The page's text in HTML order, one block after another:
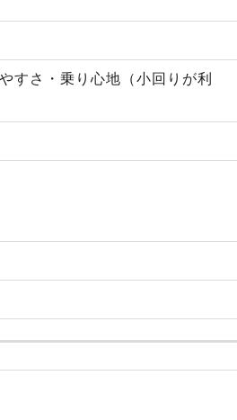
すさ・乗り心地（小回りが利